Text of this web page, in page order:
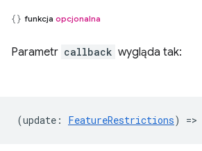
funkcja opcjonalna
Parametr callback wygląda tak:
(update : FeatureRestrictions) =>